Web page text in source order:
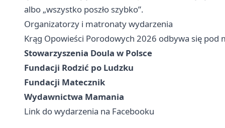
albo „wszystko poszło szybko”.
Organizatorzy i matronaty wydarzenia
Krąg Opowieści Porodowych 2026 odbywa się pod
Stowarzyszenia Doula w Polsce
Fundacji Rodzić po Ludzku
Fundacji Matecznik
Wydawnictwa Mamania
Link do wydarzenia na Facebooku